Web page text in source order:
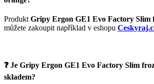
Produkt Gripy Ergon GE1 Evo Factory Slim
můžete zakoupit například v eshopu
❓ Je Gripy Ergon GE1 Evo Factory Slim
skladem?